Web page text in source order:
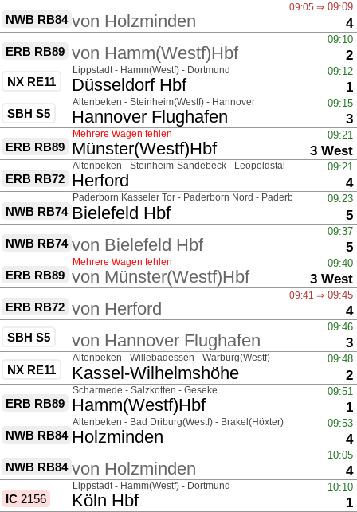
NWB RB84 von
Holzminden
09:05 ⇒ 09:09
4
ERB RB89 von
Hamm(Westf)Hbf
09:10
2
NX RE11 nach
Düsseldorf Hbf
09:12
1
über
Lippstadt - Hamm(Westf) - Dortmund
SBH S5 nach
Hannover Flughafen
09:15
3
über
Altenbeken - Steinheim(Westf) - Hannover
ERB RB89 nach
Münster(Westf)Hbf
09:21
Gleis
3 West
Mehrere Wagen fehlen
ERB RB72 nach
Herford
09:21
4
über
Altenbeken - Steinheim-Sandebeck - Leopoldstal
NWB RB74 nach
Bielefeld Hbf
09:23
5
über
Paderborn Kasseler Tor - Paderborn Nord - Paderborn-Schloss
NWB RB74 von
Bielefeld Hbf
09:37
5
ERB RB89 von
Münster(Westf)Hbf
09:40
Gleis
3 West
Mehrere Wagen fehlen
ERB RB72 von
Herford
09:41 ⇒ 09:45
4
SBH S5 von
Hannover Flughafen
09:46
3
NX RE11 nach
Kassel-Wilhelmshöhe
09:48
2
über
Altenbeken - Willebadessen - Warburg(Westf)
ERB RB89 nach
Hamm(Westf)Hbf
09:51
1
über
Scharmede - Salzkotten - Geseke
NWB RB84 nach
Holzminden
09:53
4
über
Altenbeken - Bad Driburg(Westf) - Brakel(Höxter)
NWB RB84 von
Holzminden
10:05
4
IC 2156 nach
Köln Hbf
10:10
1
über
Lippstadt - Hamm(Westf) - Dortmund